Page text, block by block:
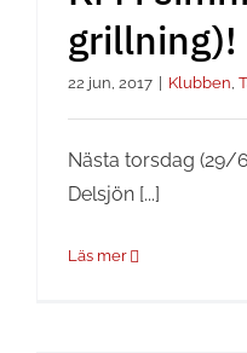
grillning)!
22 jun, 2017 Klubben,
Nästa torsdag (29/
Delsjön [...]
Läs mer